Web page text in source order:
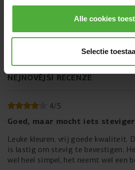
Alle cookies
Selectie
NEJNOVĚJŠÍ RECENZE
4/5
Goed, maar mocht iets steviger
Leuke kleuren, vrij goede kwaliteit.
is lastig om stevig te bevestigen.
wel heel simpel, het neemt wel een